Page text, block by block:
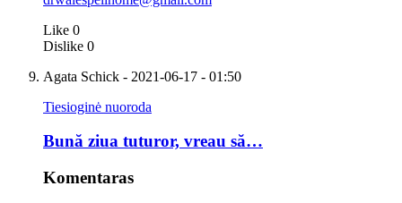
Like 0
Dislike 0
Agata Schick - 2021-06-17 - 01:50
Tiesioginė nuoroda
Bună ziua tuturor, vreau să…
Komentaras